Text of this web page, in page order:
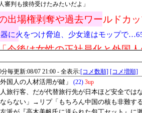
判も接待受けたみたいだよ」
出場権剥奪や過去ワールドカ
ィアが報道！」
に火をつけ脅迫、少女達はモップで
今後は女性の正社員化と外国
したのを真に受けた中国人旅
念公園で「座り込んで闘う！」と意気
の商品を持ち出し「ドローン攻撃で焼
ー」整備を正式表明…小池百合子知事「多くの方